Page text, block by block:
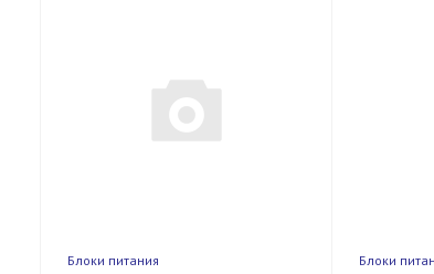
Блоки питания Блоки